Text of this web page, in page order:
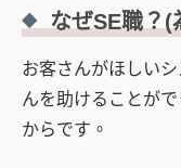
なぜSE職？ (
お客さんがほしい
んを助けることが
からです。